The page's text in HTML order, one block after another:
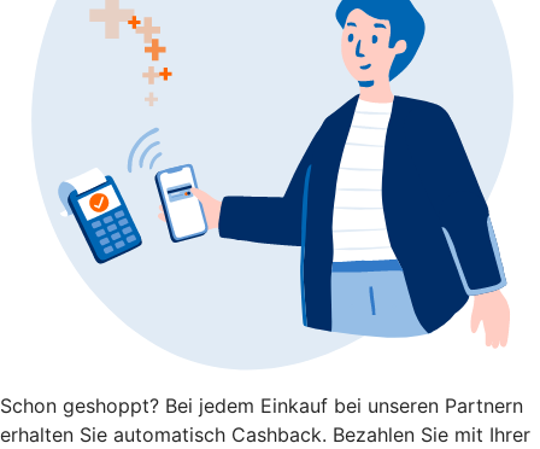
Schon geshoppt? Bei jedem Einkauf bei unseren Partnern
erhalten Sie automatisch Cashback. Bezahlen Sie mit Ihrer